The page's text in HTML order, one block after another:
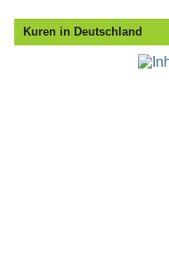
Kuren in Deutschland